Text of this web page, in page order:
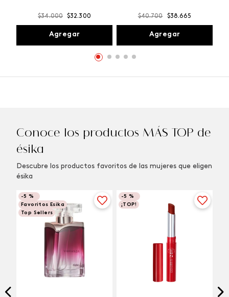
$34.000 $32.300
Agregar
$40.700 $38.665
Agregar
Conoce los productos MÁS TOP de
ésika
Descubre los productos favoritos de las mujeres que eligen
ésika
-5 %
Favoritos Esika
Top Sellers
-5 %
¡TOP!